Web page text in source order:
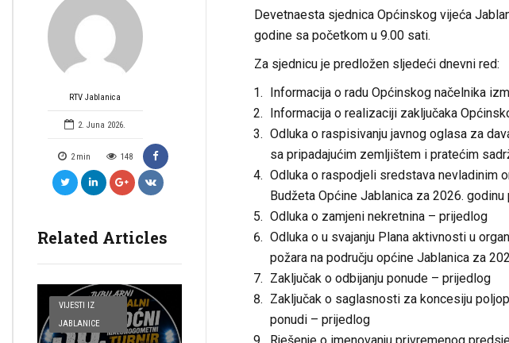
RTV Jablanica
2. Juna 2026.
2 min 148
Related Articles
VIJESTI IZ
JABLANICE
Devetnaesta sjednica Općinskog vijeća
godine sa početkom u 9.00 sati.
Za sjednicu je predložen sljedeći dnevni red:
Informacija o radu Općinskog načelnika
Informacija o realizaciji zaključaka
Odluka o raspisivanju javnog oglasa za
sa pripadajućim zemljištem i pratećim
Odluka o raspodjeli sredstava nevladinim
Budžeta Općine Jablanica za 2026.
Odluka o zamjeni nekretnina – prijedlog
Odluka o u svajanju Plana aktivnosti u
požara na području općine Jablanica za
Zaključak o odbijanju ponude – prijedlog
Zaključak o saglasnosti za koncesiju
ponudi – prijedlog